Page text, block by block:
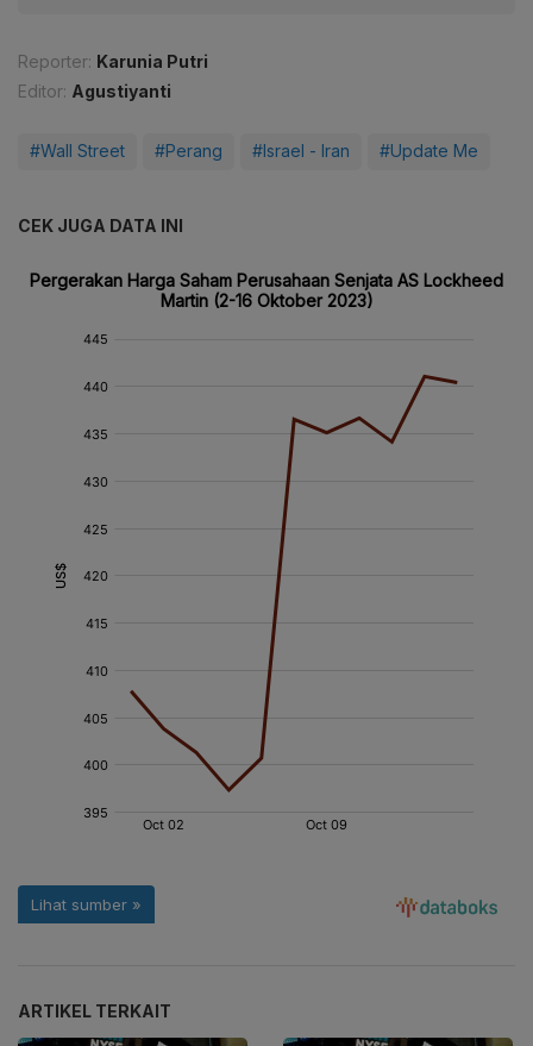
Reporter: Karunia Putri
Editor: Agustiyanti
#Wall Street #Perang #Israel - Iran #Update Me
CEK JUGA DATA INI
ARTIKEL TERKAIT